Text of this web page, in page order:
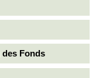
Fonds